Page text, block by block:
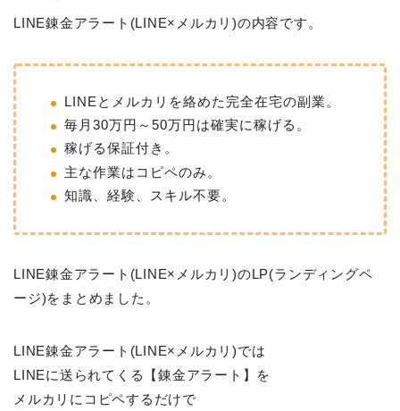
LINE錬金アラート(LINE×メルカリ)の内容です。
LINEとメルカリを絡めた完全在宅の副業。
毎月30万円～50万円は確実に稼げる。
稼げる保証付き。
主な作業はコピペのみ。
知識、経験、スキル不要。
LINE錬金アラート(LINE×メルカリ)のLP(ランディングペ
ージ)をまとめました。
LINE錬金アラート(LINE×メルカリ)では
LINEに送られてくる【錬金アラート】を
メルカリにコピペするだけで